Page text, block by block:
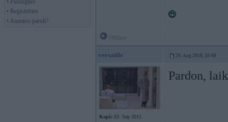
• Pieslēgties
• Reģistrēties
• Aizmirsi paroli?
versatile 29. Aug 2018, 10:49
Kopš: 03. Sep 2015
Pardon,